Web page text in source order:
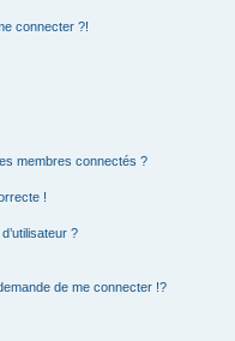
connecter ?!
membres connectés ?
!
?
de me connecter !?